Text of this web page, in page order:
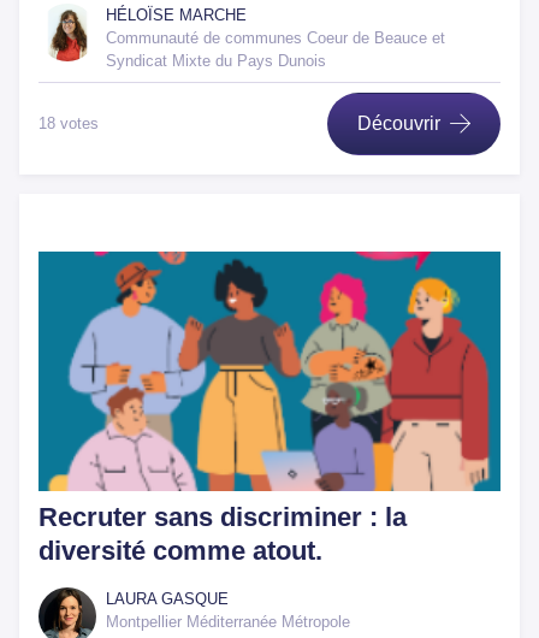
HÉLOÏSE MARCHE
Communauté de communes Coeur de Beauce et
Syndicat Mixte du Pays Dunois
Découvrir
18 votes
Recruter sans discriminer : la
diversité comme atout.
LAURA GASQUE
Montpellier Méditerranée Métropole